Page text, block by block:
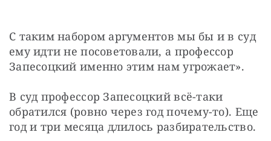
С таким набором аргументов мы бы и в суд
ему идти не посоветовали, а профессор
Запесоцкий именно этим нам угрожает».
В суд профессор Запесоцкий всё-таки
обратился (ровно через год почему-то). Еще
год и три месяца длилось разбирательство.